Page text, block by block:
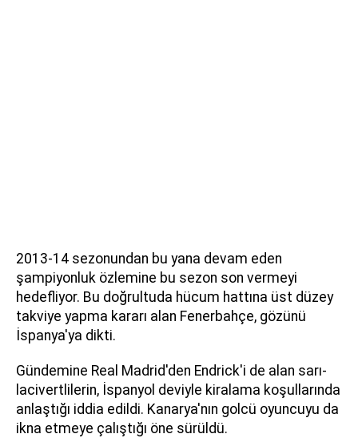
2013-14 sezonundan bu yana devam eden
şampiyonluk özlemine bu sezon son vermeyi
hedefliyor. Bu doğrultuda hücum hattına üst düzey
takviye yapma kararı alan Fenerbahçe, gözünü
İspanya'ya dikti.
Gündemine Real Madrid'den Endrick'i de alan sarı-
lacivertlilerin, İspanyol deviyle kiralama koşullarında
anlaştığı iddia edildi. Kanarya'nın golcü oyuncuyu da
ikna etmeye çalıştığı öne sürüldü.